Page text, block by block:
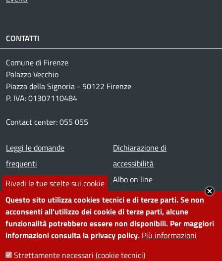
Rivedi le tue scelte sui cookie
Questo sito utilizza cookies tecnici e di terze parti. Se non
acconsenti all'utilizzo dei cookie di terze parti, alcune
funzionalità potrebbero essere non disponibili. Per maggiori
informazioni consulta la privacy policy. Più informazioni
Strettamente necessari (cookie tecnici)
CONTATTI
Comune di Firenze
Palazzo Vecchio
Piazza della Signoria - 50122 Firenze
P. IVA: 01307110484
Contact center: 055 055
Footer menu
Leggi le domande
frequenti
Prenota appuntamento
Segnala disservizio
Amministrazione
trasparente
Note legali
Dichiarazione di
accessibilità
Albo on line
Redazione web
Piano di miglioramento dei
servizi
Contatti